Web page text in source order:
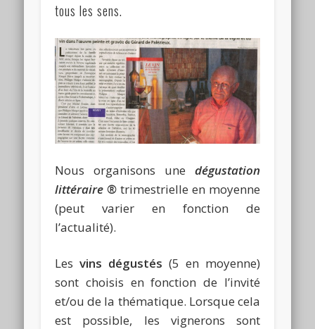
tous les sens.
Nous organisons une dégustation
littéraire ® trimestrielle en moyenne
(peut varier en fonction de
l’actualité).
Lesvins dégustés (5 en moyenne)
sont choisis en fonction de l’invité
et/ou de la thématique. Lorsque cela
est possible, les vignerons sont